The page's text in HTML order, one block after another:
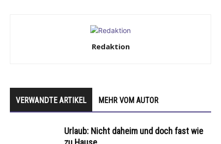
Redaktion
VERWANDTE ARTIKEL MEHR VOM AUTOR
Urlaub: Nicht daheim und doch fast wie